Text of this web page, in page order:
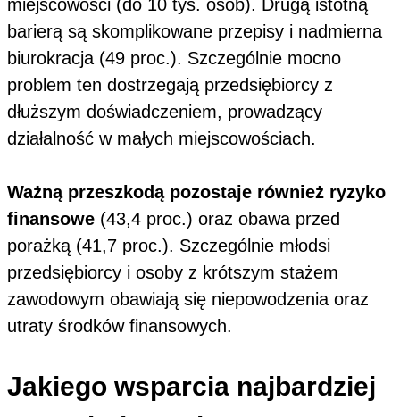
miejscowości (do 10 tys. osób). Drugą istotną
barierą są skomplikowane przepisy i nadmierna
biurokracja (49 proc.). Szczególnie mocno
problem ten dostrzegają przedsiębiorcy z
dłuższym doświadczeniem, prowadzący
działalność w małych miejscowościach.
Ważną przeszkodą pozostaje również ryzyko
finansowe (43,4 proc.) oraz obawa przed
porażką (41,7 proc.). Szczególnie młodsi
przedsiębiorcy i osoby z krótszym stażem
zawodowym obawiają się niepowodzenia oraz
utraty środków finansowych.
Jakiego wsparcia najbardziej